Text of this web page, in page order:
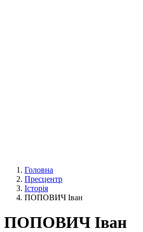
Головна
Пресцентр
Історія
ПОПОВИЧ Іван
ПОПОВИЧ Іван